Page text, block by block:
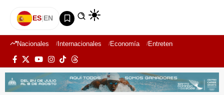
ES|EN
Nacionales Internacionales Economía Entretenimiento